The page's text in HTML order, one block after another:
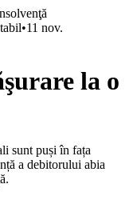
•11 nov.
la o
sunt puși în fața
a debitorului abia